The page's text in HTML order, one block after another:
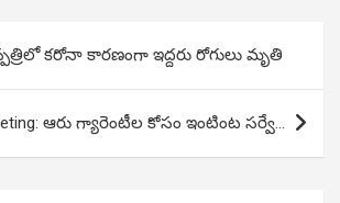
కరోనా కారణంగా ఇద్ద‌రు రోగులు మృతి
ఆరు గ్యారెంటీల కోసం ఇంటింట సర్వే…